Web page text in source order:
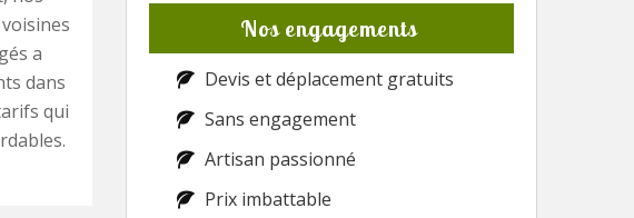
a
dans
qui
Nos engagements
Devis et déplacement gratuits
Sans engagement
Artisan passionné
Prix imbattable